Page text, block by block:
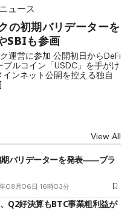
ュース
の初期バリデーターを
SBIも参画
運営に参加 公開初日からDeFi
ルコイン「USDC」を手がけ
ンネット公開を控える独自
View All
バリデーターを発表――ブラ
08月06日 16時03分
Q2好決算もBTC事業粗利益が